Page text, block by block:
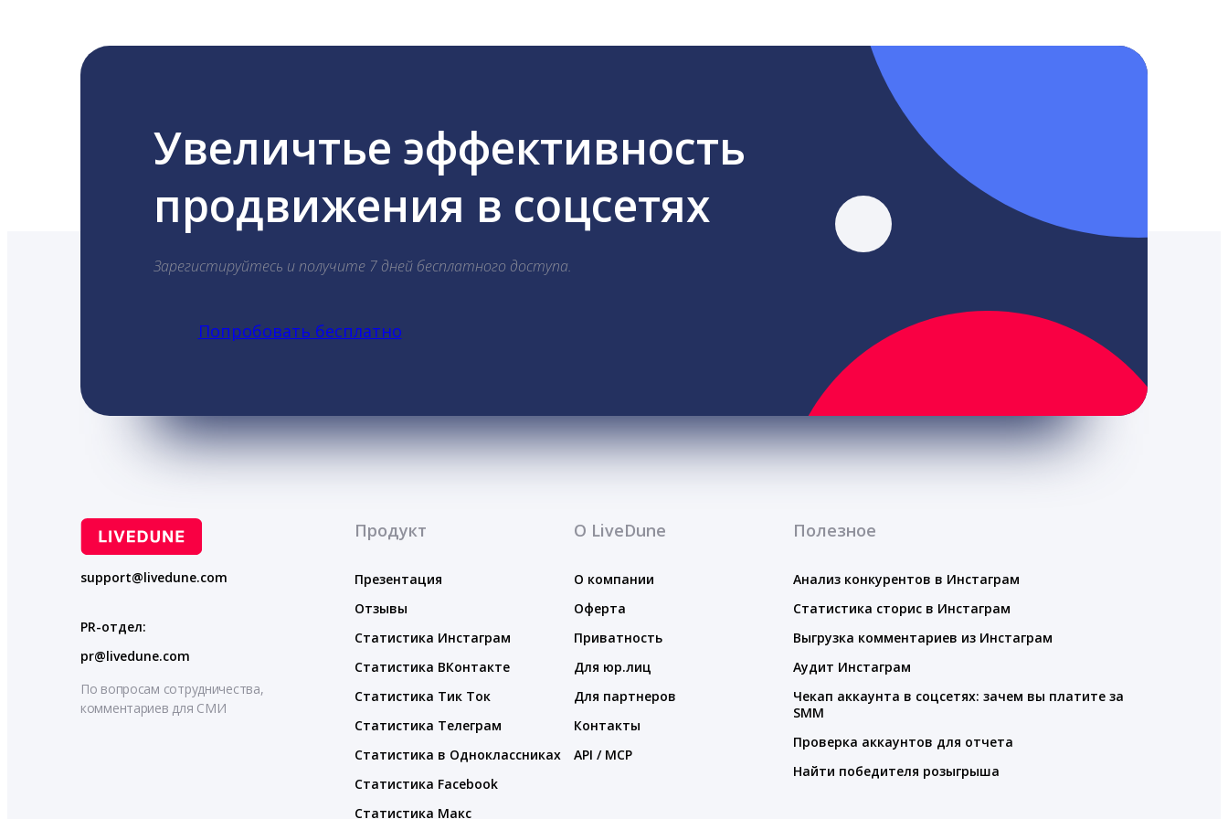
Увеличтье эффективность
продвижения в соцсетях
Зарегистируйтесь и получите 7 дней бесплатного доступа.
Попробовать бесплатно
support@livedune.com
PR-отдел:
pr@livedune.com
По вопросам сотрудничества,
комментариев для СМИ
Продукт
Презентация
Отзывы
Статистика Инстаграм
Статистика ВКонтакте
Статистика Тик Ток
Статистика Телеграм
Статистика в Одноклассниках
Статистика Facebook
Статистика Макс
О LiveDune
О компании
Оферта
Приватность
Для юр.лиц
Для партнеров
Контакты
API / MCP
Полезное
Анализ конкурентов в Инстаграм
Статистика сторис в Инстаграм
Выгрузка комментариев из Инстаграм
Аудит Инстаграм
Чекап аккаунта в соцсетях: зачем вы платите за
SMM
Проверка аккаунтов для отчета
Найти победителя розыгрыша